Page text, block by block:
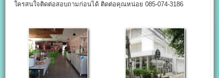
ใครสนใจติดต่อสอบถามก่อนได้ ติดต่อคุณหน่อย 085-074-3186